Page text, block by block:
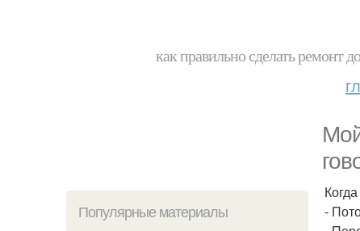
как правильно сделать ремонт
Популярные материалы
-